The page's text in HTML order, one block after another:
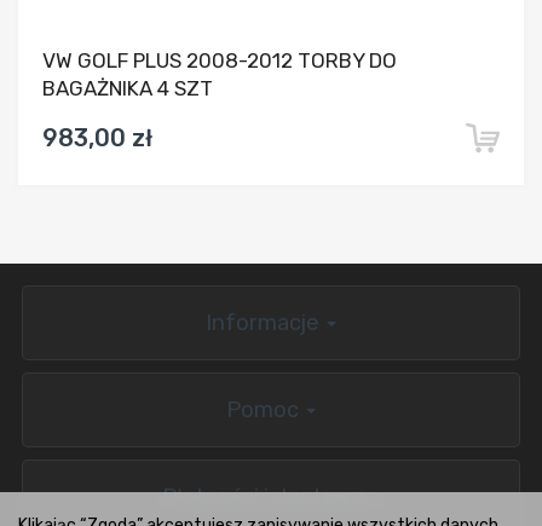
VW GOLF PLUS 2008-2012 TORBY DO
BAGAŻNIKA 4 SZT
983,00 zł
Informacje
Pomoc
Płatności i dostawa